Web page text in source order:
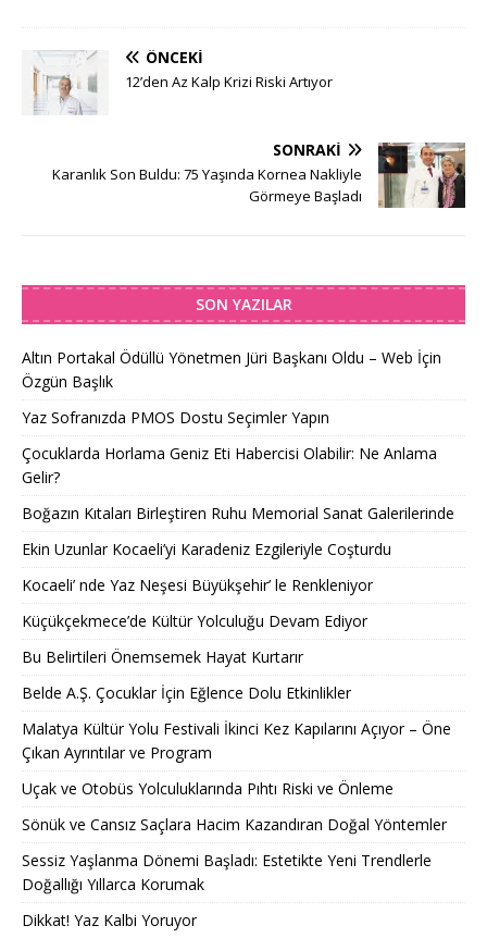
ÖNCEKI
12’den Az Kalp Krizi Riski Artıyor
SONRAKI
Karanlık Son Buldu: 75 Yaşında Kornea Nakliyle
Görmeye Başladı
SON YAZILAR
Altın Portakal Ödüllü Yönetmen Jüri Başkanı Oldu – Web İçin
Özgün Başlık
Yaz Sofranızda PMOS Dostu Seçimler Yapın
Çocuklarda Horlama Geniz Eti Habercisi Olabilir: Ne Anlama
Gelir?
Boğazın Kıtaları Birleştiren Ruhu Memorial Sanat Galerilerinde
Ekin Uzunlar Kocaeli’yi Karadeniz Ezgileriyle Coşturdu
Kocaeli’ nde Yaz Neşesi Büyükşehir’ le Renkleniyor
Küçükçekmece’de Kültür Yolculuğu Devam Ediyor
Bu Belirtileri Önemsemek Hayat Kurtarır
Belde A.Ş. Çocuklar İçin Eğlence Dolu Etkinlikler
Malatya Kültür Yolu Festivali İkinci Kez Kapılarını Açıyor – Öne
Çıkan Ayrıntılar ve Program
Uçak ve Otobüs Yolculuklarında Pıhtı Riski ve Önleme
Sönük ve Cansız Saçlara Hacim Kazandıran Doğal Yöntemler
Sessiz Yaşlanma Dönemi Başladı: Estetikte Yeni Trendlerle
Doğallığı Yıllarca Korumak
Dikkat! Yaz Kalbi Yoruyor